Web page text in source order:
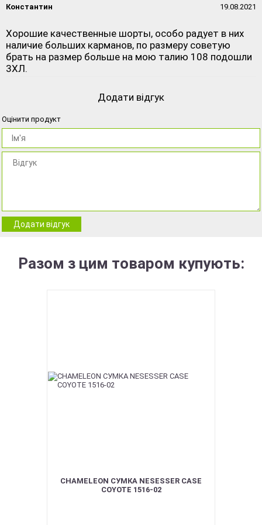
Константин 19.08.2021
Хорошие качественные шорты, особо радует в них
наличие больших карманов, по размеру советую
брать на размер больше на мою талию 108 подошли
3ХЛ.
Додати відгук
Оцінити продукт
Додати відгук
Разом з цим товаром купують:
CHAMELEON СУМКА NESESSER CASE
COYOTE 1516-02